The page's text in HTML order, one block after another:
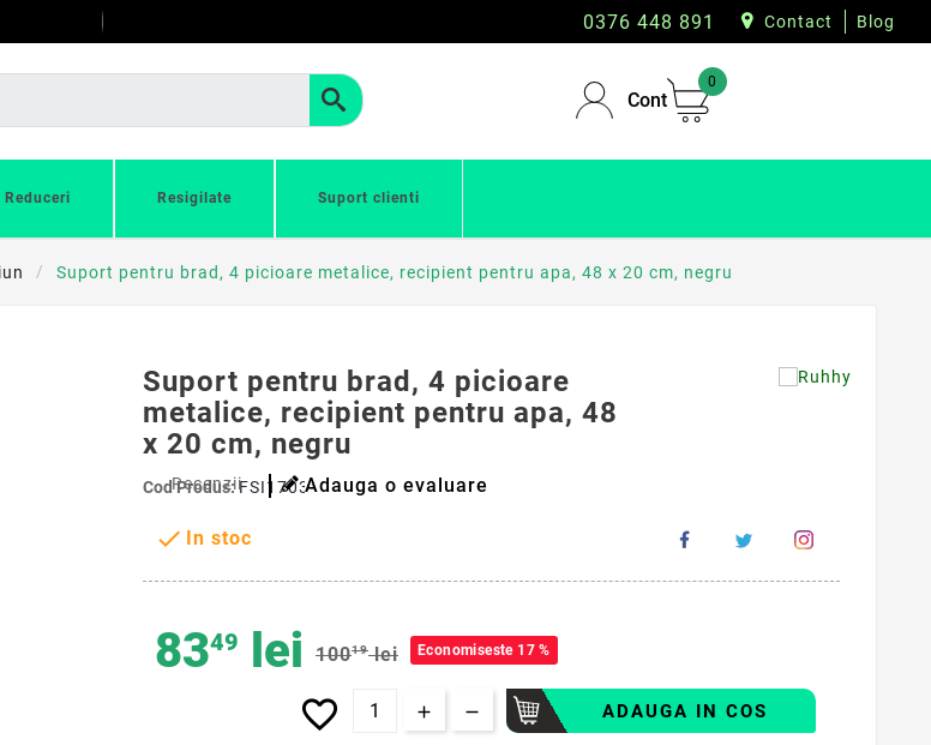
0376 448 891 Contact Blog
Cont
0
Reduceri Resigilate Suport clienti
Suport pentru brad, 4 picioare metalice, recipient pentru apa, 48 x 20 cm, negru
Suport pentru brad, 4 picioare
metalice, recipient pentru apa, 48
x 20 cm, negru
Cod Produs:FSI17035
Recenzii Adauga o evaluare
 In stoc
8349 lei 10019 lei Economiseste 17 %
favorite_border ADAUGA IN COS